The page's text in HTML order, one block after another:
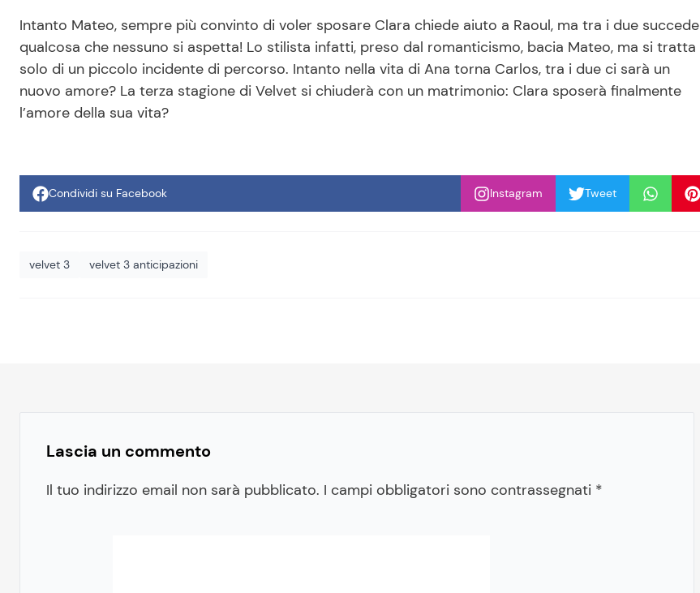
Intanto Mateo, sempre più convinto di voler sposare Clara chiede aiuto a Raoul, ma tra i due succede
qualcosa che nessuno si aspetta! Lo stilista infatti, preso dal romanticismo, bacia Mateo, ma si tratta
solo di un piccolo incidente di percorso. Intanto nella vita di Ana torna Carlos, tra i due ci sarà un
nuovo amore? La terza stagione di Velvet si chiuderà con un matrimonio: Clara sposerà finalmente
l’amore della sua vita?
Condividi su Facebook Instagram Tweet
velvet 3 velvet 3 anticipazioni
Lascia un commento
Il tuo indirizzo email non sarà pubblicato. I campi obbligatori sono contrassegnati *